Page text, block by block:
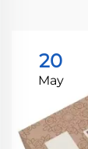
20
May